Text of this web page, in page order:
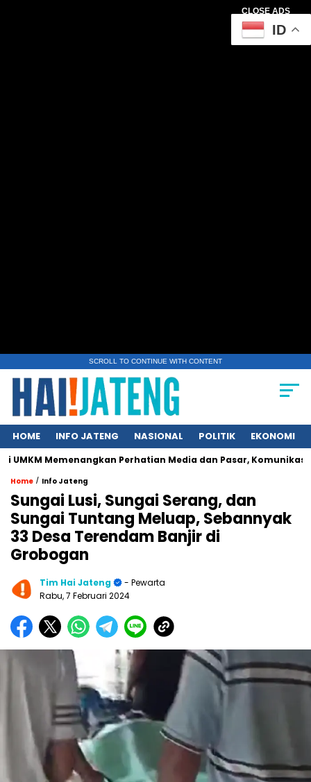
CLOSE ADS
SCROLL TO CONTINUE WITH CONTENT
HOME INFO JATENG NASIONAL POLITIK EKONOMI
Perhatian Media dan Pasar, Komunikasi Strategis
Home / Info Jateng
Sungai Lusi, Sungai Serang, dan
Sungai Tuntang Meluap, Sebannyak
33 Desa Terendam Banjir di
Grobogan
Tim Hai Jateng
- Pewarta
Rabu, 7 Februari 2024
ID